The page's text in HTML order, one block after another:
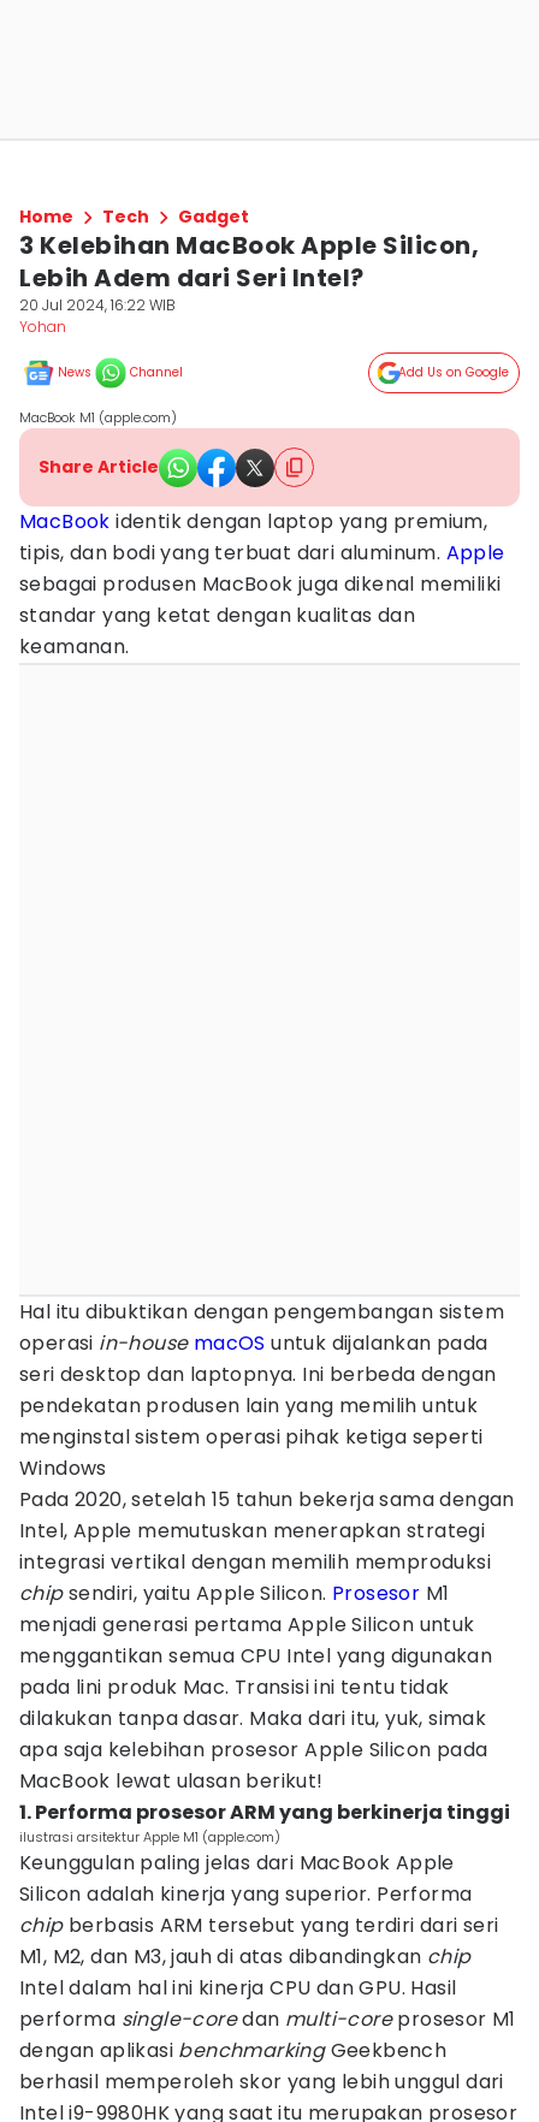
Home Tech Gadget
3 Kelebihan MacBook Apple Silicon,
Lebih Adem dari Seri Intel?
20 Jul 2024, 16:22 WIB
Yohan
News Channel Add Us on Google
MacBook M1 (apple.com)
Share Article
MacBook identik dengan laptop yang premium,
tipis, dan bodi yang terbuat dari aluminum. Apple
sebagai produsen MacBook juga dikenal memiliki
standar yang ketat dengan kualitas dan
keamanan.
Hal itu dibuktikan dengan pengembangan sistem
operasi in-house macOS untuk dijalankan pada
seri desktop dan laptopnya. Ini berbeda dengan
pendekatan produsen lain yang memilih untuk
menginstal sistem operasi pihak ketiga seperti
Windows
Pada 2020, setelah 15 tahun bekerja sama dengan
Intel, Apple memutuskan menerapkan strategi
integrasi vertikal dengan memilih memproduksi
chipsendiri, yaitu Apple Silicon. Prosesor M1
menjadi generasi pertama Apple Silicon untuk
menggantikan semua CPU Intel yang digunakan
pada lini produk Mac. Transisi ini tentu tidak
dilakukan tanpa dasar. Maka dari itu, yuk, simak
apa saja kelebihan prosesor Apple Silicon pada
MacBook lewat ulasan berikut!
1. Performa prosesor ARM yang berkinerja tinggi
ilustrasi arsitektur Apple M1 (apple.com)
Keunggulan paling jelas dari MacBook Apple
Silicon adalah kinerja yang superior. Performa
chipberbasis ARM tersebut yang terdiri dari seri
M1, M2, dan M3, jauh di atas dibandingkan chip
Intel dalam hal ini kinerja CPU dan GPU. Hasil
performa single-coredan multi-coreprosesor M1
dengan aplikasi benchmarkingGeekbench
berhasil memperoleh skor yang lebih unggul dari
Intel i9-9980HK yang saat itu merupakan prosesor